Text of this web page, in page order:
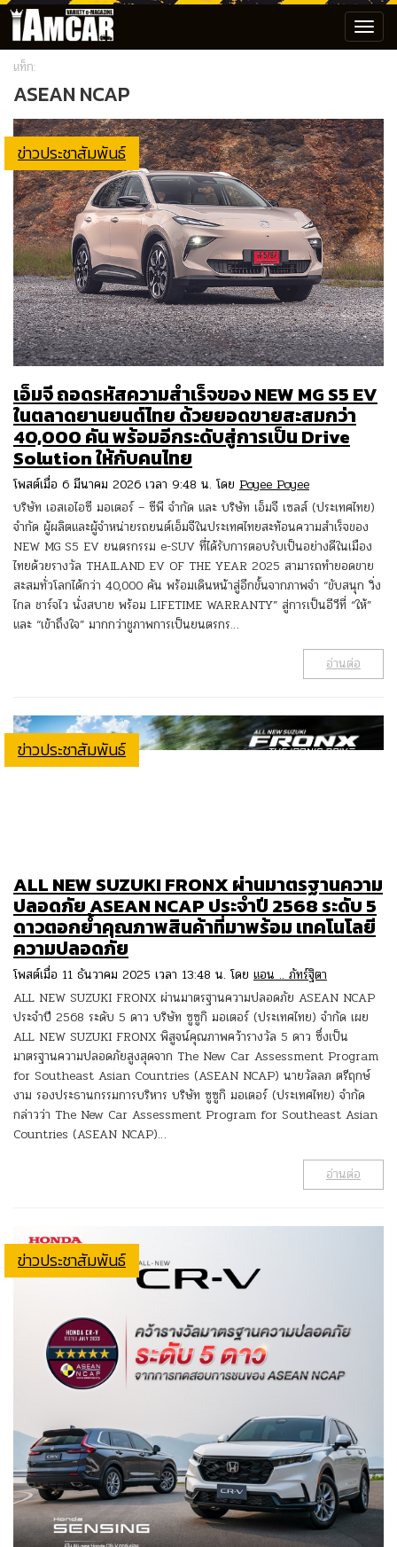
แท็ก:
ASEAN NCAP
ข่าวประชาสัมพันธ์
เอ็มจี ถอดรหัสความสำเร็จของ NEW MG S5 EV
ในตลาดยานยนต์ไทย ด้วยยอดขายสะสมกว่า
40,000 คัน พร้อมอีกระดับสู่การเป็น Drive
Solution ให้กับคนไทย
โพสต์เมื่อ 6 มีนาคม 2026 เวลา 9:48 น. โดย Poyee Poyee
บริษัท เอสเอไอซี มอเตอร์ – ซีพี จำกัด และ บริษัท เอ็มจี เซลส์ (ประเทศไทย)
จำกัด ผู้ผลิตและผู้จำหน่ายรถยนต์เอ็มจีในประเทศไทยสะท้อนความสำเร็จของ
NEW MG S5 EV ยนตรกรรม e-SUV ที่ได้รับการตอบรับเป็นอย่างดีในเมือง
ไทยด้วยรางวัล THAILAND EV OF THE YEAR 2025 สามารถทำยอดขาย
สะสมทั่วโลกได้กว่า 40,000 คัน พร้อมเดินหน้าสู่อีกขั้นจากภาพจำ “ขับสนุก วิ่ง
ไกล ชาร์จไว นั่งสบาย พร้อม LIFETIME WARRANTY” สู่การเป็นอีวีที่ “ให้”
และ “เข้าถึงใจ” มากกว่าชูภาพการเป็นยนตรกร…
อ่านต่อ
ข่าวประชาสัมพันธ์
ALL NEW SUZUKI FRONX ผ่านมาตรฐานความ
ปลอดภัย ASEAN NCAP ประจำปี 2568 ระดับ 5
ดาวตอกย้ำคุณภาพสินค้าที่มาพร้อม เทคโนโลยี
ความปลอดภัย
โพสต์เมื่อ 11 ธันวาคม 2025 เวลา 13:48 น. โดย แอน .. ภัทร์ฐิตา
ALL NEW SUZUKI FRONX ผ่านมาตรฐานความปลอดภัย ASEAN NCAP
ประจำปี 2568 ระดับ 5 ดาว บริษัท ซูซูกิ มอเตอร์ (ประเทศไทย) จำกัด เผย
ALL NEW SUZUKI FRONX พิสูจน์คุณภาพคว้ารางวัล 5 ดาว ซึ่งเป็น
มาตรฐานความปลอดภัยสูงสุดจาก The New Car Assessment Program
for Southeast Asian Countries (ASEAN NCAP) นายวัลลภ ตรีฤกษ์
งาม รองประธานกรรมการบริหาร บริษัท ซูซูกิ มอเตอร์ (ประเทศไทย) จำกัด
กล่าวว่า The New Car Assessment Program for Southeast Asian
Countries (ASEAN NCAP)…
อ่านต่อ
ข่าวประชาสัมพันธ์